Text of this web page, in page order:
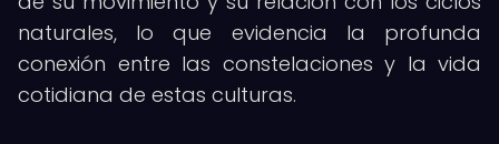
naturales, lo que evidencia la profunda
conexión entre las constelaciones y la vida
cotidiana de estas culturas.